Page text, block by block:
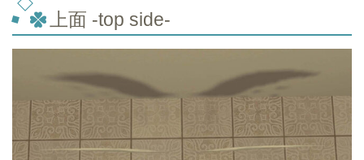
上面 -top side-